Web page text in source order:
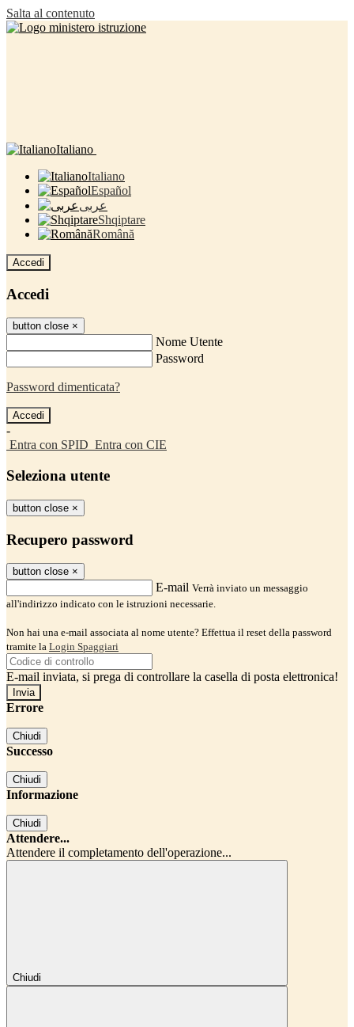
Salta al contenuto
Italiano
Italiano
Español
عربى
Shqiptare
Română
Accedi
Accedi
button close ×
Nome Utente
Password
Password dimenticata?
-
Entra con SPID Entra con CIE
Seleziona utente
button close ×
Recupero password
button close ×
E-mail Verrà inviato un messaggio
all'indirizzo indicato con le istruzioni necessarie.
Non hai una e-mail associata al nome utente? Effettua il reset della password
tramite la Login Spaggiari
E-mail inviata, si prega di controllare la casella di posta elettronica!
Errore
Chiudi
Successo
Chiudi
Informazione
Chiudi
Attendere...
Attendere il completamento dell'operazione...
Chiudi